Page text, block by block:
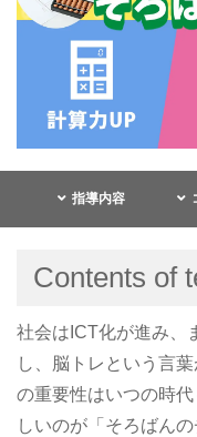
指導内容
Contents of
社会はICT化が進み、
し、脳トレという言
の重要性はいつの時
しいのが「そろばんの